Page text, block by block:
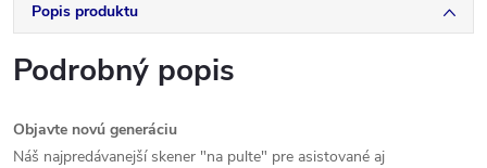
Popis produktu
Podrobný popis
Objavte novú generáciu
Náš najpredávanejší skener "na pulte" pre asistované aj